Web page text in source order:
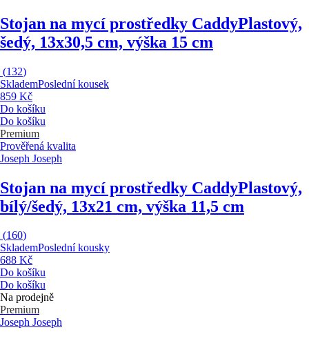
Stojan na mycí prostředky CaddyPlastový,
šedý, 13x30,5 cm, výška 15 cm
(132)
SklademPoslední kousek
859 Kč
Do košíku
Do košíku
Premium
Prověřená kvalita
Joseph Joseph
Stojan na mycí prostředky CaddyPlastový,
bílý/šedý, 13x21 cm, výška 11,5 cm
(160)
SklademPoslední kousky
688 Kč
Do košíku
Do košíku
Na prodejně
Premium
Joseph Joseph